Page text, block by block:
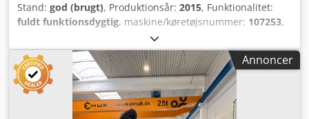
Stand: god (brugt), Produktionsår: 2015, Funktionalitet:
fuldt funktionsdygtig, maskine/køretøjsnummer: 107253,
Oplys venligst din tilbudspris. Salg kun inden for Europa,
inklusive Tyrkiet. Pris ekskl. emballage;
leveringsbetingelser: FCA (maskinens placering).
Cedpozlrfyefx Adkerf ===== Tekniske data findes i det
vedlagte dokument. Enhver form for garanti er udelukket.
Vi påtager os intet ansvar for rigtigheden af de tekniske
Annoncer